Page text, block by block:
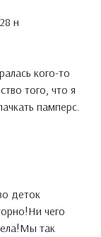
н
кого-то
того, что я
памперс.
деток
чего
так